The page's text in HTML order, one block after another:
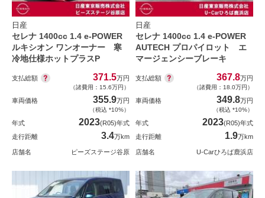
日産
セレナ 1400cc 1.4 e-POWER
ルキシオン ワンオーナー 寒
冷地仕様ホットプラスP
支払総額 371.5万円
（諸費用：15.6万円）
車両価格 355.9万円
（税込 *10%）
年式 2023(R05)年式
走行距離
3.4万km
店舗名 ピーズステージ谷原
日産
セレナ 1400cc 1.4 e-POWER
AUTECH プロパイロット エ
マージェンシーブレーキ
支払総額 367.8万円
（諸費用：18.0万円）
車両価格 349.8万円
（税込 *10%）
年式 2023(R05)年式
走行距離
1.9万km
店舗名 U-Carひろば鹿浜店